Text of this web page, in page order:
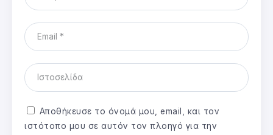
Αποθήκευσε το όνομά μου, email, και τον
ιστότοπο μου σε αυτόν τον πλοηγό για την